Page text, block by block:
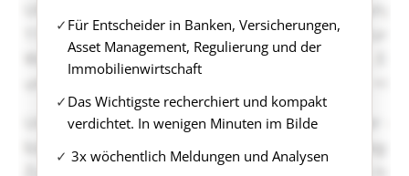
Für Entscheider in Banken, Versicherungen,
Asset Management, Regulierung und der
Immobilienwirtschaft
Das Wichtigste recherchiert und kompakt
verdichtet. In wenigen Minuten im Bilde
3x wöchentlich Meldungen und Analysen